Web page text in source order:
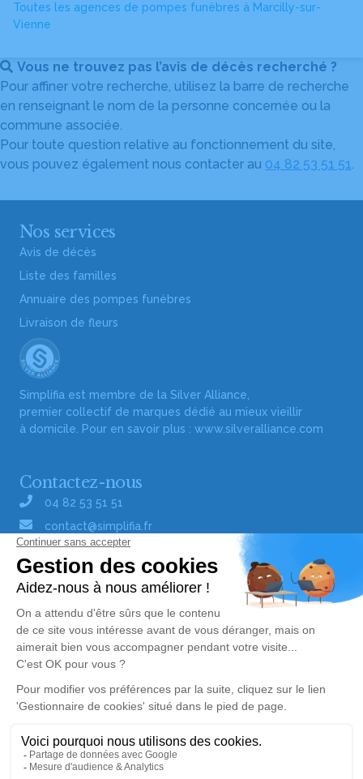
Toutes les agences de pompes funèbres à Marcilly-sur-
Vienne
Vous ne trouvez pas l’avis de décès recherché ?
Pour affiner votre recherche, utilisez la barre de recherche
en renseignant le nom de la personne concernée ou la
commune associée.
Pour toute question relative au fonctionnement du site,
vous pouvez également nous contacter au 04 82 53 51 51.
Nos services
Avis de décès
Liste des familles
Annuaire des pompes funèbres
Livraison de fleurs
Simplifia est membre de la Silver Alliance,
premier collectif de marques dédié au mieux vieillir
à domicile. Pour en savoir plus : www.silveralliance.com
Contactez-nous
04 82 53 51 51
contact@simplifia.fr
Réseaux sociaux
Liens utiles
Publier un avis de décès
Signaler un abus/une erreur
Consultez nos offres d'emploi
Politique de traitement des données